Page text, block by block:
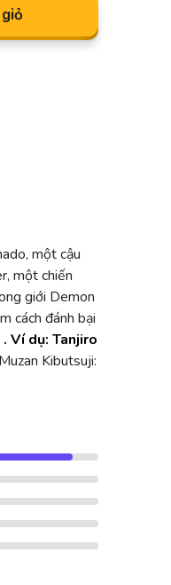
một cậu
một chiến
giới Demon
cách đánh bại
. Ví dụ: Tanjiro
Muzan Kibutsuji: